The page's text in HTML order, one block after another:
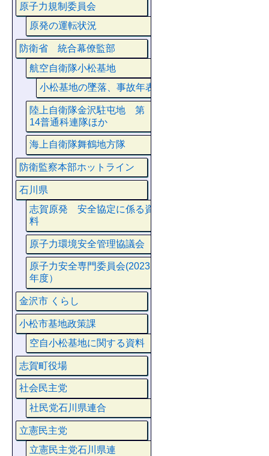
原子力規制委員会
原発の運転状況
防衛省 統合幕僚監部
航空自衛隊小松基地
小松基地の墜落、事故年表
陸上自衛隊金沢駐屯地 第
14普通科連隊ほか
海上自衛隊舞鶴地方隊
防衛監察本部ホットライン
石川県
志賀原発 安全協定に係る資
料
原子力環境安全管理協議会
原子力安全専門委員会(2023
年度）
金沢市 くらし
小松市基地政策課
空自小松基地に関する資料
志賀町役場
社会民主党
社民党石川県連合
立憲民主党
立憲民主党石川県連